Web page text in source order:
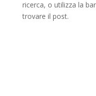
ricerca, o utilizza la
trovare il post.